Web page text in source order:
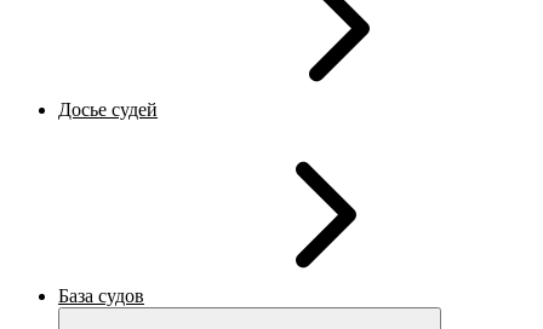
Досье судей
База судов